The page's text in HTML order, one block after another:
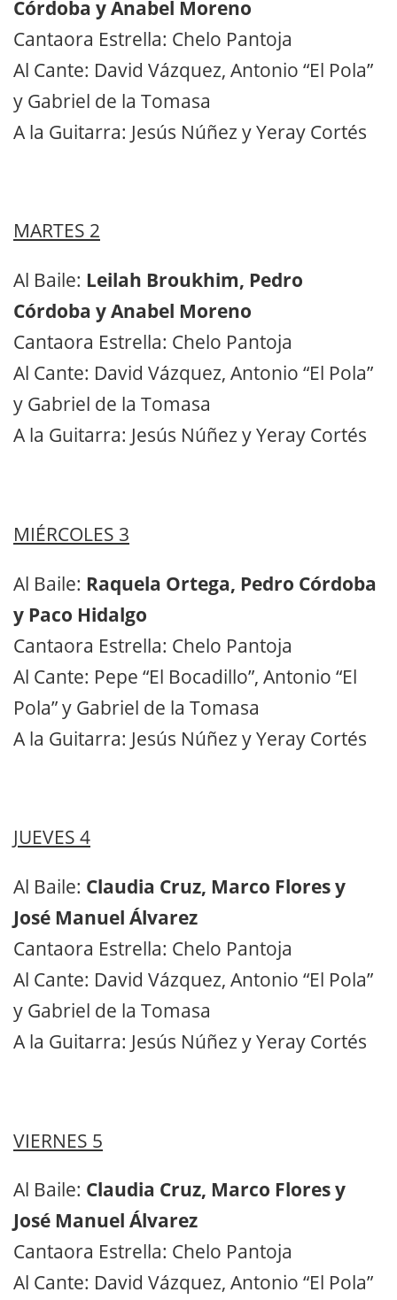
Córdoba y Anabel Moreno
Cantaora Estrella: Chelo Pantoja
Al Cante: David Vázquez, Antonio “El Pola”
y Gabriel de la Tomasa
A la Guitarra: Jesús Núñez y Yeray Cortés
MARTES 2
Al Baile: Leilah Broukhim, Pedro
Córdoba y Anabel Moreno
Cantaora Estrella: Chelo Pantoja
Al Cante: David Vázquez, Antonio “El Pola”
y Gabriel de la Tomasa
A la Guitarra: Jesús Núñez y Yeray Cortés
MIÉRCOLES 3
Al Baile: Raquela Ortega, Pedro Córdoba
y Paco Hidalgo
Cantaora Estrella: Chelo Pantoja
Al Cante: Pepe “El Bocadillo”, Antonio “El
Pola” y Gabriel de la Tomasa
A la Guitarra: Jesús Núñez y Yeray Cortés
JUEVES 4
Al Baile: Claudia Cruz, Marco Flores y
José Manuel Álvarez
Cantaora Estrella: Chelo Pantoja
Al Cante: David Vázquez, Antonio “El Pola”
y Gabriel de la Tomasa
A la Guitarra: Jesús Núñez y Yeray Cortés
VIERNES 5
Al Baile: Claudia Cruz, Marco Flores y
José Manuel Álvarez
Cantaora Estrella: Chelo Pantoja
Al Cante: David Vázquez, Antonio “El Pola”